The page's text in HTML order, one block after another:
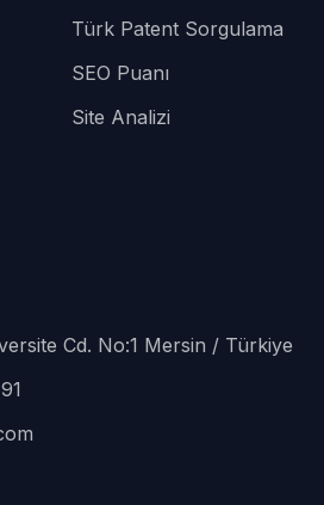
Türk Patent Sorgulama
SEO Puanı
Site Analizi
Cd. No:1 Mersin / Türkiye